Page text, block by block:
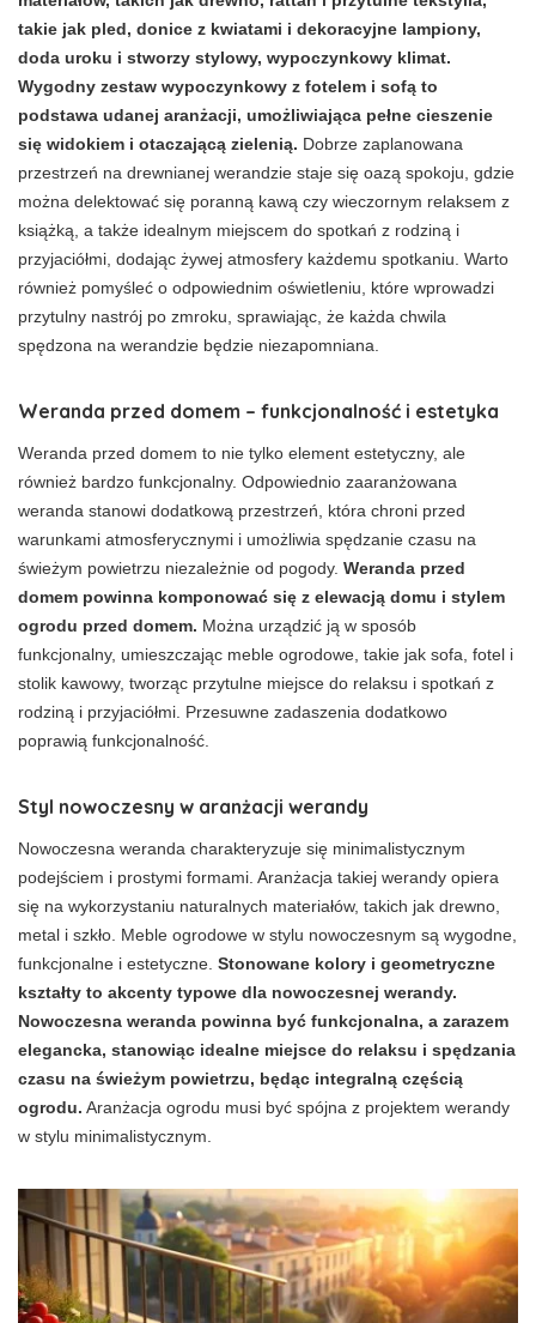
takie jak pled, donice z kwiatami i dekoracyjne lampiony,
doda uroku i stworzy stylowy, wypoczynkowy klimat.
Wygodny zestaw wypoczynkowy z fotelem i sofą to
podstawa udanej aranżacji, umożliwiająca pełne cieszenie
się widokiem i otaczającą zielenią. Dobrze zaplanowana
przestrzeń na drewnianej werandzie staje się oazą spokoju, gdzie
można delektować się poranną kawą czy wieczornym relaksem z
książką, a także idealnym miejscem do spotkań z rodziną i
przyjaciółmi, dodając żywej atmosfery każdemu spotkaniu. Warto
również pomyśleć o odpowiednim oświetleniu, które wprowadzi
przytulny nastrój po zmroku, sprawiając, że każda chwila
spędzona na werandzie będzie niezapomniana.
Weranda przed domem – funkcjonalność i estetyka
Weranda przed domem to nie tylko element estetyczny, ale
również bardzo funkcjonalny. Odpowiednio zaaranżowana
weranda stanowi dodatkową przestrzeń, która chroni przed
warunkami atmosferycznymi i umożliwia spędzanie czasu na
świeżym powietrzu niezależnie od pogody. Weranda przed
domem powinna komponować się z elewacją domu i stylem
ogrodu przed domem. Można urządzić ją w sposób
funkcjonalny, umieszczając meble ogrodowe, takie jak sofa, fotel i
stolik kawowy, tworząc przytulne miejsce do relaksu i spotkań z
rodziną i przyjaciółmi. Przesuwne zadaszenia dodatkowo
poprawią funkcjonalność.
Styl nowoczesny w aranżacji werandy
Nowoczesna weranda charakteryzuje się minimalistycznym
podejściem i prostymi formami. Aranżacja takiej werandy opiera
się na wykorzystaniu naturalnych materiałów, takich jak drewno,
metal i szkło. Meble ogrodowe w stylu nowoczesnym są wygodne,
funkcjonalne i estetyczne. Stonowane kolory i geometryczne
kształty to akcenty typowe dla nowoczesnej werandy.
Nowoczesna weranda powinna być funkcjonalna, a zarazem
elegancka, stanowiąc idealne miejsce do relaksu i spędzania
czasu na świeżym powietrzu, będąc integralną częścią
ogrodu. Aranżacja ogrodu musi być spójna z projektem werandy
w stylu minimalistycznym.